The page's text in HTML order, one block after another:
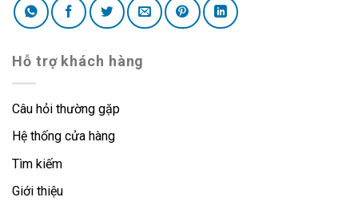
Hỗ trợ khách hàng
Câu hỏi thường gặp
Hệ thống cửa hàng
Tìm kiếm
Giới thiệu